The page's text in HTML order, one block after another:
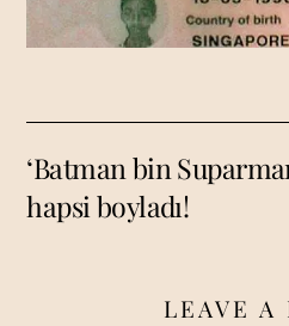
‘Batman bin
hapsi boyladı!
LEAVE A